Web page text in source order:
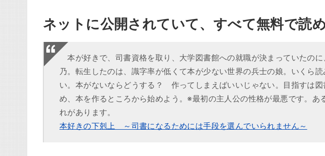
ネットに公開されていて、すべて無料で読
本が好きで、司書資格を取り、大学図書館への就職が決まっていたの
乃。転生したのは、識字率が低くて本が少ない世界の兵士の娘。いくら
い。本がないならどうする？ 作ってしまえばいいじゃない。目指すは
め、本を作るところから始めよう。※最初の主人公の性格が最悪です。あ
れがあります。
本好きの下剋上 ～司書になるためには手段を選んでいられません～